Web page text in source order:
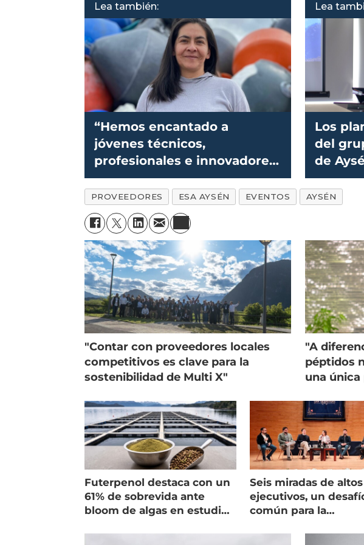
Lea también:
“Hemos encantado a
jóvenes técnicos,
profesionales e innovadores
para la acuicultura”
Lea
Los
del
de
PROVEEDORES ESA AYSÉN EVENTOS AYSÉN
"Contar con proveedores locales
competitivos es clave para la
sostenibilidad de Multi X"
"A
péptidos
una
Futerpenol destaca con un
61% de sobrevida ante
bloom de algas en estudio
Seis miradas de altos
ejecutivos, un
común para la